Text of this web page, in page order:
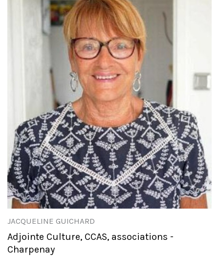
JACQUELINE GUICHARD
Adjointe Culture, CCAS, associations -
Charpenay